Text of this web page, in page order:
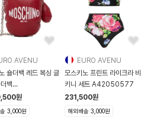
AVENU
숄더백 레드 복싱 글
백
원
3,000원
EURO AVENU
모스키노 프린트 라이크라 비
키니 세트 A42050577
231,500원
해외배송 3,000원